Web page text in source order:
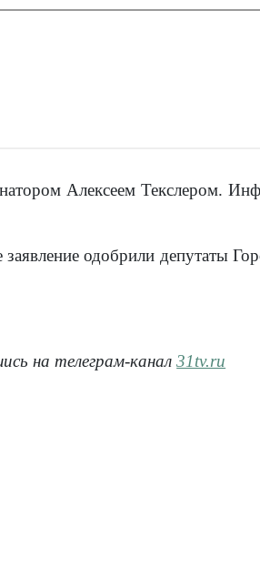
Алексеем Текслером.
одобрили депутаты
на телеграм-канал31tv.ru